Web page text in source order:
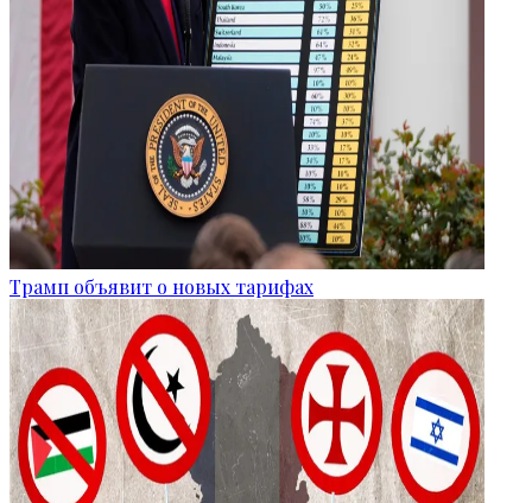
Трамп объявит о новых тарифах